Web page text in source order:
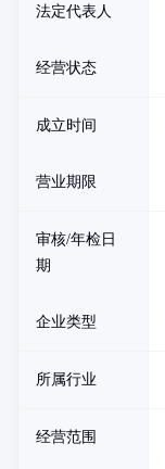
法定代表人
经营状态
成立时间
营业期限
审核/年检日
期
企业类型
所属行业
经营范围